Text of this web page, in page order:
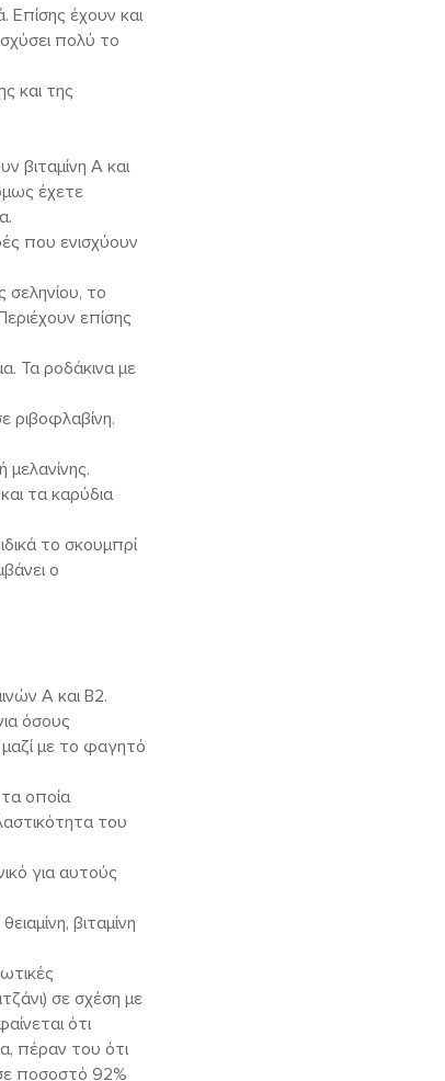
Επίσης έχουν και
πολύ το
και της
βιταμίνη Α και
έχετε
που ενισχύουν
σεληνίου, το
επίσης
Τα ροδάκινα με
ριβοφλαβίνη.
τα καρύδια
το σκουμπρί
ο
Α και Β2.
όσους
μαζί με το φαγητό
οποία
του
για αυτούς
βιταμίνη
σε σχέση με
ότι
πέραν του ότι
ποσοστό 92%